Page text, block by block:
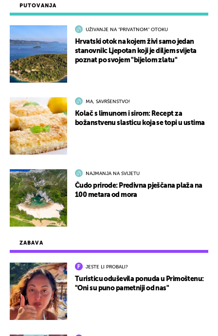
ZABAVA
JESTE LI PROBALI?
Turisticu oduševila ponuda u Primoštenu:
"Oni su puno pametniji od nas"
PUTOVANJA
UŽIVANJE NA "PRIVATNOM" OTOKU
Hrvatski otok na kojem živi samo jedan
stanovnik: Ljepotan koji je diljem svijeta
poznat po svojem "bijelom zlatu"
MA, SAVRŠENSTVO!
Kolač s limunom i sirom: Recept za
božanstvenu slasticu koja se topi u ustima
NAJMANJA NA SVIJETU
Čudo prirode: Predivna pješčana plaža na
100 metara od mora